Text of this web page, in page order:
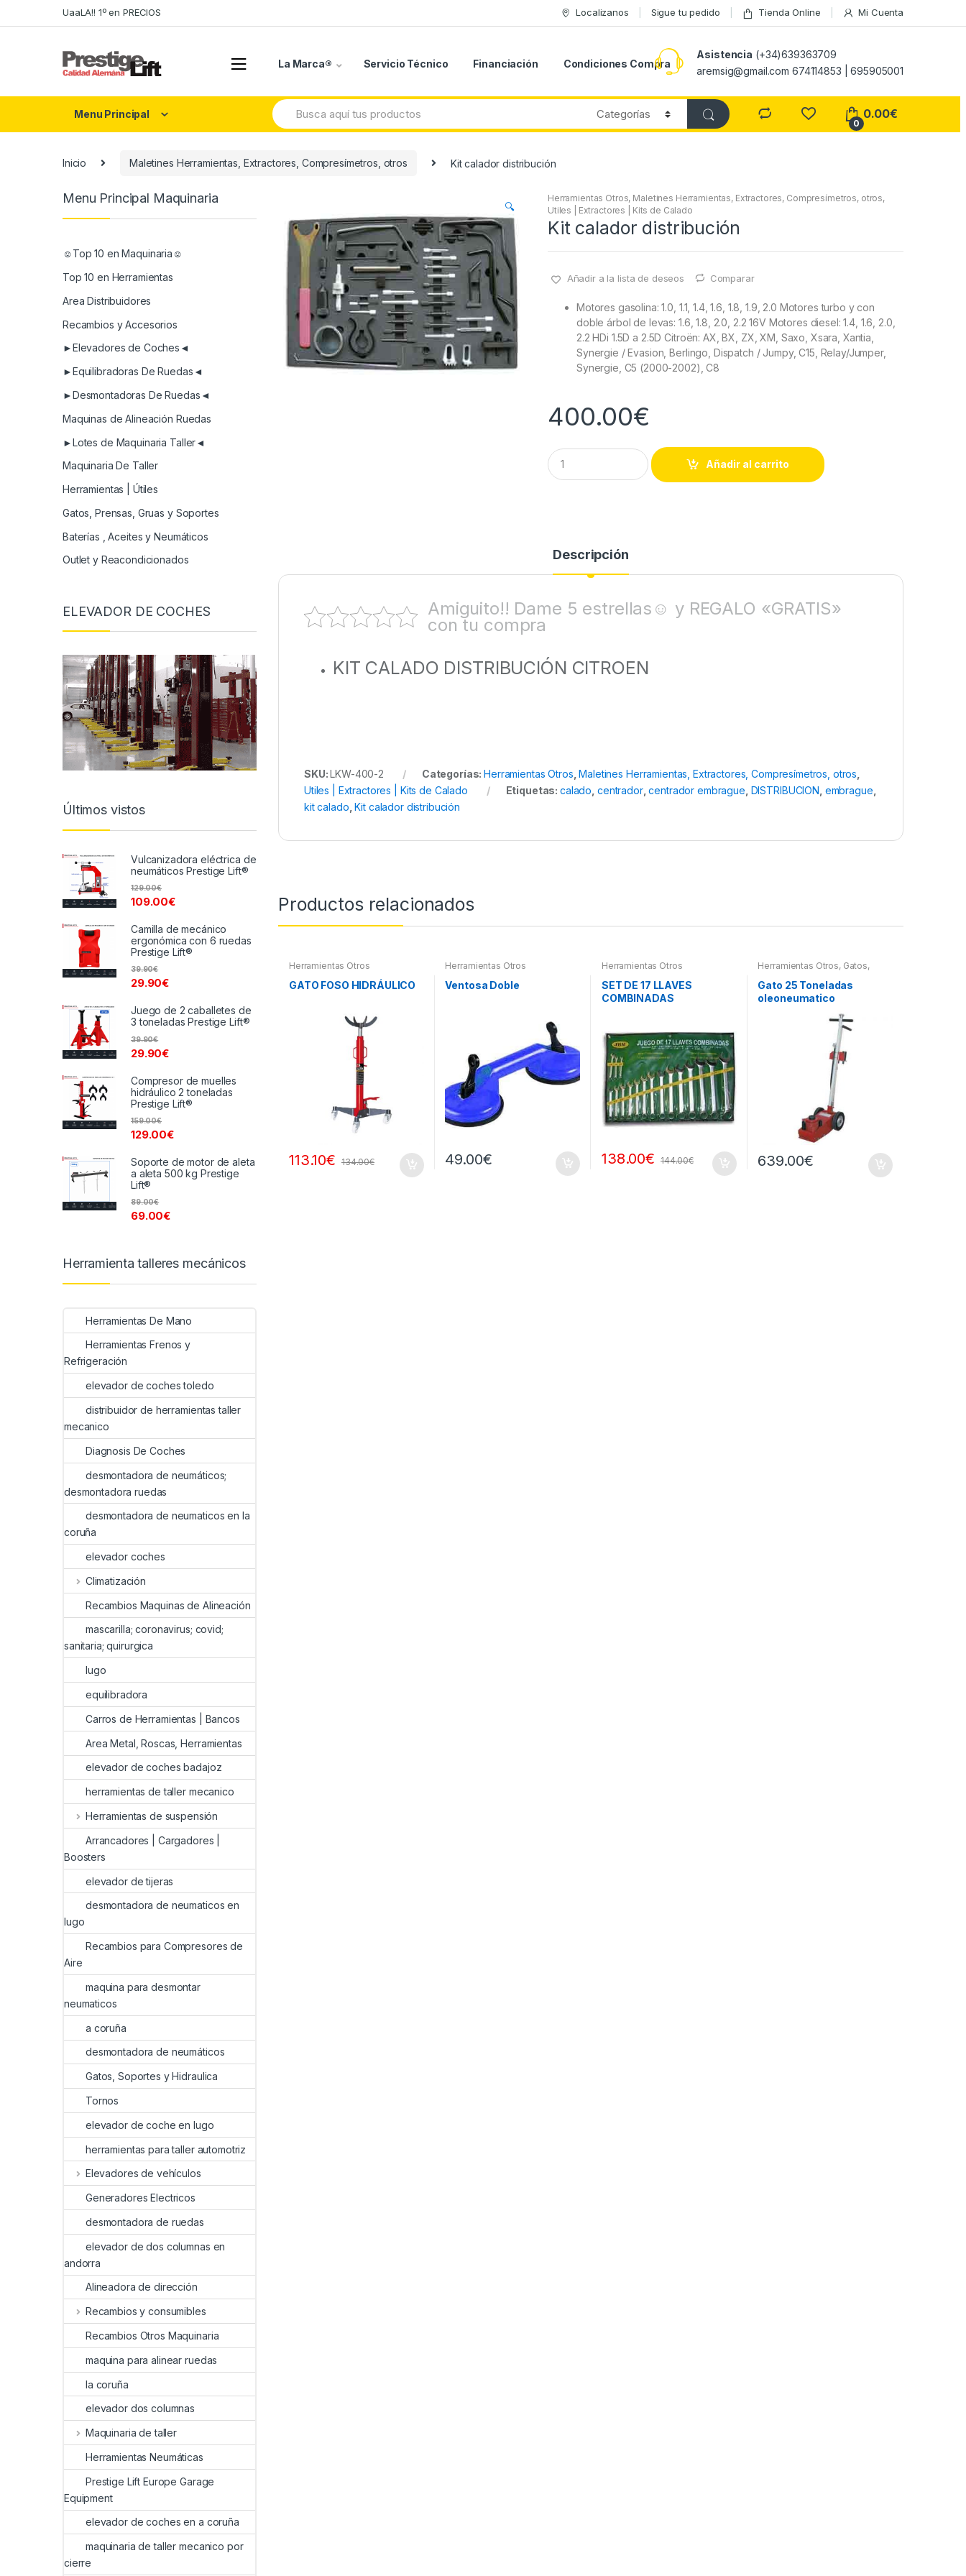
to
to
UaaLA!! 1º en PRECIOS Localizanos Sigue tu pedido Tienda Online Mi Cuenta
La Marca® Servicio Técnico Financiación Condiciones Compra
Asistencia (+34)639363709
aremsig@gmail.com 674114853 | 695905001
Menu Principal
Search
for:
0
0.00€
Inicio Maletines Herramientas, Extractores, Compresímetros, otros Kit calador distribución
🔍
Herramientas Otros, Maletines Herramientas, Extractores, Compresímetros, otros,
Utiles | Extractores | Kits de Calado
Kit calador distribución
Añadir a la lista de deseos Comparar
Motores gasolina: 1.0, 1.1, 1.4, 1.6, 1.8, 1.9, 2.0 Motores turbo y con
doble árbol de levas: 1.6, 1.8, 2.0, 2.2 16V Motores diesel: 1.4, 1.6, 2.0,
2.2 HDi 1.5D a 2.5D Citroën: AX, BX, ZX, XM, Saxo, Xsara, Xantia,
Synergie / Evasion, Berlingo, Dispatch / Jumpy, C15, Relay/Jumper,
Synergie, C5 (2000-2002), C8
400.00€
Q
u
a
Añadir al carrito
Descripción
Amiguito!! Dame 5 estrellas☺ y REGALO «GRATIS»
con tu compra
KIT CALADO DISTRIBUCIÓN CITROEN
SKU:LKW-400-2 Categorías:Herramientas Otros ,Maletines Herramientas, Extractores, Compresímetros, otros
Utiles | Extractores | Kits de Calado
Etiquetas:calado centrador,centrador embrague DISTRIBUCION embrague
kit calado ,Kit calador distribución
Productos relacionados
Herramientas Otros
GATO FOSO HIDRÁULICO
113.10€ 134.00€
Herramientas Otros
Ventosa Doble
49.00€
Herramientas Otros
SET DE 17 LLAVES
COMBINADAS
138.00€ 144.00€
Herramientas Otros, Gatos,
Soportes y Hidraulica
Gato 25 Toneladas
oleoneumatico
639.00€
Menu Principal Maquinaria
☺Top 10 en Maquinaria☺
Top 10 en Herramientas
Area Distribuidores
Recambios y Accesorios
►Elevadores de Coches◄
►Equilibradoras De Ruedas◄
►Desmontadoras De Ruedas◄
Maquinas de Alineación Ruedas
►Lotes de Maquinaria Taller◄
Maquinaria De Taller
Herramientas | Útiles
Gatos, Prensas, Gruas y Soportes
Baterías , Aceites y Neumáticos
Outlet y Reacondicionados
ELEVADOR DE COCHES
Últimos vistos
Vulcanizadora eléctrica de
neumáticos Prestige Lift®
109.00€
129.00€
Camilla de mecánico
ergonómica con 6 ruedas
Prestige Lift®
29.90€
39.90€
Juego de 2 caballetes de
3 toneladas Prestige Lift®
29.90€
39.90€
Compresor de muelles
hidráulico 2 toneladas
Prestige Lift®
129.00€
159.00€
Soporte de motor de aleta
a aleta 500 kg Prestige
Lift®
69.00€
89.00€
Herramienta talleres mecánicos
Herramientas De Mano
Herramientas Frenos y
Refrigeración
elevador de coches toledo
distribuidor de herramientas taller
mecanico
Diagnosis De Coches
desmontadora de neumáticos;
desmontadora ruedas
desmontadora de neumaticos en la
coruña
elevador coches
Climatización
Recambios Maquinas de Alineación
mascarilla; coronavirus; covid;
sanitaria; quirurgica
lugo
equilibradora
Carros de Herramientas | Bancos
Area Metal, Roscas, Herramientas
elevador de coches badajoz
herramientas de taller mecanico
Herramientas de suspensión
Arrancadores | Cargadores |
Boosters
elevador de tijeras
desmontadora de neumaticos en
lugo
Recambios para Compresores de
Aire
maquina para desmontar
neumaticos
a coruña
desmontadora de neumáticos
Gatos, Soportes y Hidraulica
Tornos
elevador de coche en lugo
herramientas para taller automotriz
Elevadores de vehículos
Generadores Electricos
desmontadora de ruedas
elevador de dos columnas en
andorra
Alineadora de dirección
Recambios y consumibles
Recambios Otros Maquinaria
maquina para alinear ruedas
la coruña
elevador dos columnas
Maquinaria de taller
Herramientas Neumáticas
Prestige Lift Europe Garage
Equipment
elevador de coches en a coruña
maquinaria de taller mecanico por
cierre